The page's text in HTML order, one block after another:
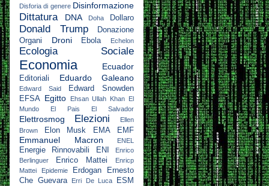
Disforia di genere Disinformazione
Dittatura DNA Doha Dollaro
Donald Trump
Donazione
Organi
Droni Ebola Echelon
Ecologia Sociale
Economia Ecuador
Editoriali Eduardo Galeano
Edward Said
Edward Snowden
EFSA Egitto Ehsan Ullah Khan El
Mundo
El Pais El Salvador
Elettrosmog Elezioni
Ellen
Brown
Elon Musk EMA EMF
Emmanuel Macron ENEL
Energie Rinnovabili ENI
Enrico
Berlinguer
Enrico Mattei
Enricp
Mattei
Epidemie Erdogan
Ernesto
Che Guevara
Erri De Luca ESM